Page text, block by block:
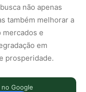
não apenas
também melhorar a
mercados e
em
prosperidade.
Google